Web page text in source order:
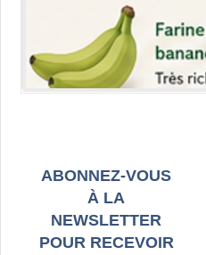
ABONNEZ-VOUS
À LA
NEWSLETTER
POUR RECEVOIR